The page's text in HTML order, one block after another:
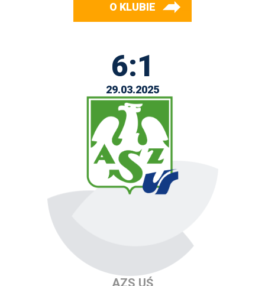
O KLUBIE
6:1
29.03.2025
AZS UŚ